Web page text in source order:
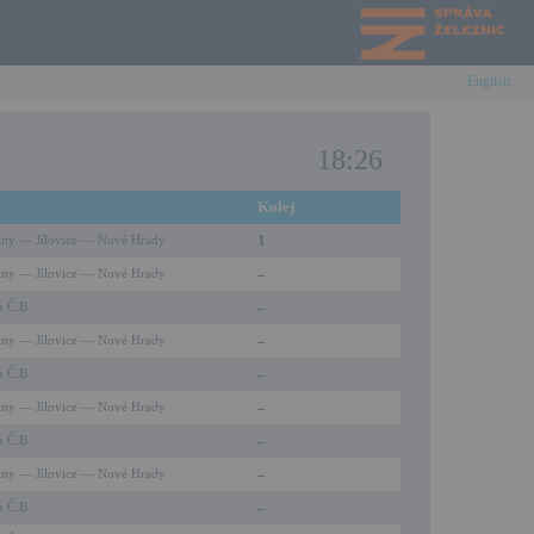
English
18:26
Kolej
— Jílovice — Nové Hrady
1
— Jílovice — Nové Hrady
–
Č.B.
–
— Jílovice — Nové Hrady
–
Č.B.
–
— Jílovice — Nové Hrady
–
Č.B.
–
— Jílovice — Nové Hrady
–
Č.B.
–